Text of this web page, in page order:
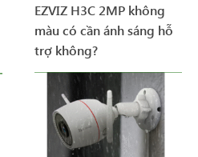
EZVIZ H3C 2MP không
màu có cần ánh sáng hỗ
trợ không?